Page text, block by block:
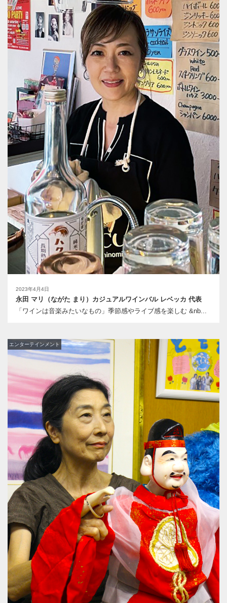
2023年4月4日
永田 マリ（ながた まり）カジュアルワインバル レベッカ 代表
「ワインは音楽みたいなもの」季節感やライブ感を楽しむ &nb...
エンターテインメント